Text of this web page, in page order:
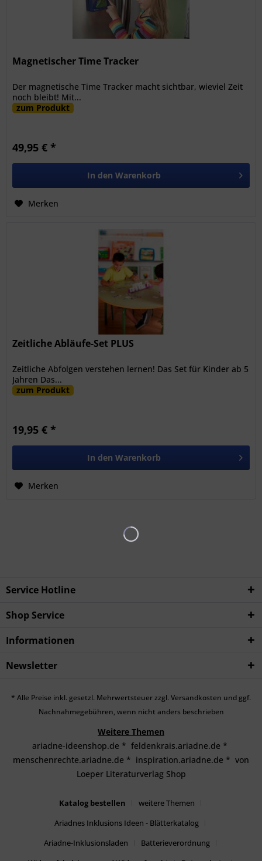
Magnetischer Time Tracker
Der magnetische Time Tracker macht sichtbar, wieviel Zeit
noch bleibt! Mit...
zum Produkt
49,95 € *
In den Warenkorb
Merken
Zeitliche Abläufe-Set PLUS
Zeitliche Abfolgen verstehen lernen! Das Set für Kinder ab 5
Jahren Das...
zum Produkt
19,95 € *
In den Warenkorb
Merken
Service Hotline
Shop Service
Informationen
Newsletter
* Alle Preise inkl. gesetzl. Mehrwertsteuer zzgl. Versandkosten und ggf.
Nachnahmegebühren, wenn nicht anders beschrieben
Weitere Themen
ariadne-ideenshop.de * feldenkrais.ariadne.de *
menschenrechte.ariadne.de * inspiration.ariadne.de * von
Loeper Literaturverlag Shop
Katalog bestellen
weitere Themen
Ariadnes Inklusions Ideen - Blätterkatalog
Ariadne-Inklusionsladen
Batterieverordnung